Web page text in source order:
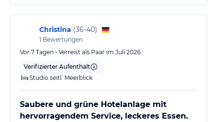
• Babysitting*
• Autovermietungen*
* kostenpflichtig
Hinweis: Allgemeine und unverbindliche
lies vor der Buchung die verbindlichen Angebotsdetails
jeweiligen Veranstalters.
Christina (36-40)
1 Bewertungen
Vor 7 Tagen • Verreist als Paar im Juli 2026
Verifizierter Aufenthalt
Studio seitl. Meerblick
Saubere und grüne Hotelanlage mit
hervorragendem Service, leckeres Essen.